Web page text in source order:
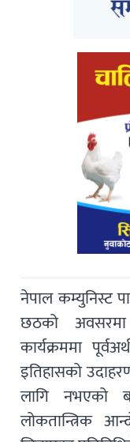
नेपाल कम्युनिस्ट
छठको
कार्यक्रममा
इतिहासको
लागि नभएको
लोकतान्त्रिक